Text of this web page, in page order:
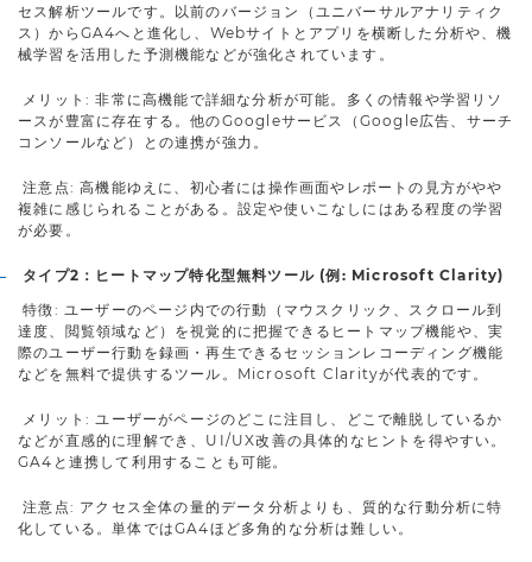
セス解析ツールです。以前のバージョン（ユニバーサルアナリティク
ス）からGA4へと進化し、Webサイトとアプリを横断した分析や、機
械学習を活用した予測機能などが強化されています。
メリット: 非常に高機能で詳細な分析が可能。多くの情報や学習リソ
ースが豊富に存在する。他のGoogleサービス（Google広告、サーチ
コンソールなど）との連携が強力。
注意点: 高機能ゆえに、初心者には操作画面やレポートの見方がやや
複雑に感じられることがある。設定や使いこなしにはある程度の学習
が必要。
タイプ2：ヒートマップ特化型無料ツール (例: Microsoft Clarity)
特徴: ユーザーのページ内での行動（マウスクリック、スクロール到
達度、閲覧領域など）を視覚的に把握できるヒートマップ機能や、実
際のユーザー行動を録画・再生できるセッションレコーディング機能
などを無料で提供するツール。Microsoft Clarityが代表的です。
メリット: ユーザーがページのどこに注目し、どこで離脱しているか
などが直感的に理解でき、UI/UX改善の具体的なヒントを得やすい。
GA4と連携して利用することも可能。
注意点: アクセス全体の量的データ分析よりも、質的な行動分析に特
化している。単体ではGA4ほど多角的な分析は難しい。